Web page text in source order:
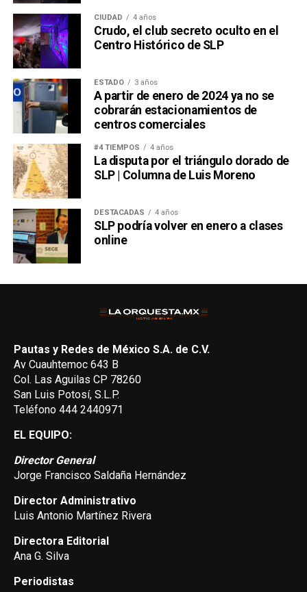
CIUDAD 4 años
Crudo, el club secreto oculto en el
Centro Histórico de SLP
ESTADO 3 años
A partir de enero de 2024 ya no se
cobrarán estacionamientos de
centros comerciales
#4 TIEMPOS 4 años
La disputa por el triángulo dorado de
SLP | Columna de Luis Moreno
DESTACADAS 4 años
SLP podría volver en enero a clases
online
Pautas y Redes de México S.A. de C.V.
Av Cuauhtemoc 643 B
Col. Las Aguilas CP 78260
San Luis Potosí, S.L.P.
Teléfono 444 2440971
EL EQUIPO:
Director General
Jorge Francisco Saldaña Hernández
Director Administrativo
Luis Antonio Martínez Rivera
Directora Editorial
Ana G. Silva
Periodistas